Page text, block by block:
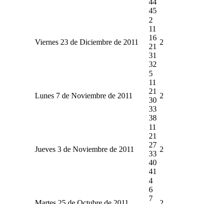
45
Viernes 23 de Diciembre de 2011
2
11
16
21
31
32
2
Lunes 7 de Noviembre de 2011
5
11
21
30
33
38
2
Jueves 3 de Noviembre de 2011
11
21
27
33
40
41
2
4
6
7